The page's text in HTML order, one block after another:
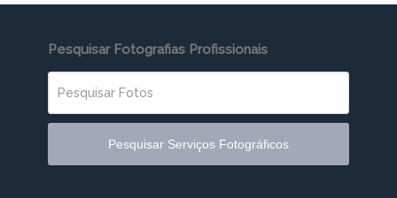
Pesquisar Fotografias Profissionais
Pesquisar Serviços Fotográficos